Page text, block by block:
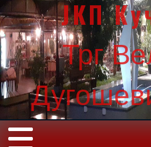
ЈКП
Трг